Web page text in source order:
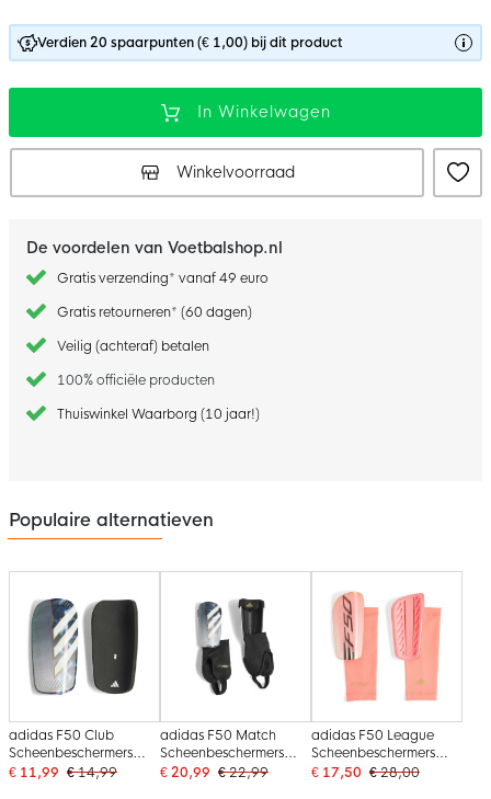
Verdien 20 spaarpunten (€ 1,00) bij dit product
In Winkelwagen
Winkelvoorraad
De voordelen van Voetbalshop.nl
Gratis verzending* vanaf 49 euro
Gratis retourneren* (60 dagen)
Veilig (achteraf) betalen
100% officiële producten
Thuiswinkel Waarborg (10 jaar!)
Populaire alternatieven
adidas F50 Club
Scheenbeschermers
Zilvergrijs Wit Goud
€ 11,99 € 14,99
adidas F50 Match
Scheenbeschermers
Zilvergrijs Wit Goud
€ 20,99 € 22,99
adidas F50 League
Scheenbeschermers
Felroze Zilvergrijs Zwart
€ 17,50 € 28,00